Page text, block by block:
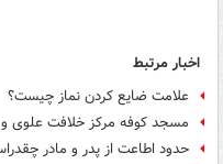
اخبار مرتبط
علامت ضایع کردن نماز چیست؟
مسجد كوفه مركز خلافت علوی
حدود اطاعت از پدر و مادر